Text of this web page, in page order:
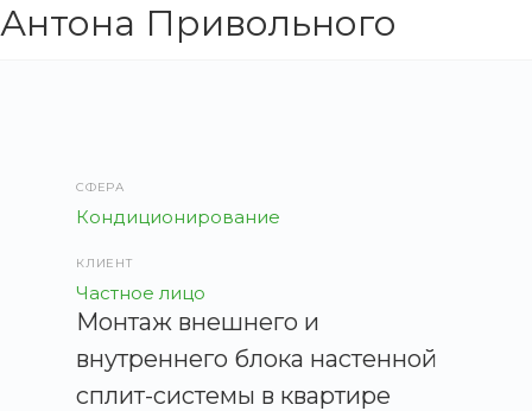
Антона Привольного
СФЕРА
Кондиционирование
КЛИЕНТ
Частное лицо
Монтаж внешнего и
внутреннего блока настенной
сплит-системы в квартире